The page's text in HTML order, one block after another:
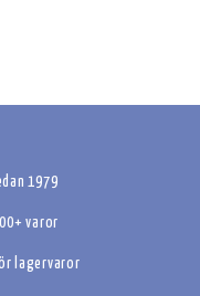
1979
varor
lagervaror